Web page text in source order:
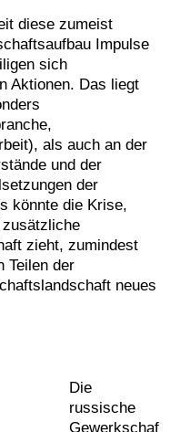
diese zumeist
Impulse
sich
Aktionen. Das liegt
als auch an der
und der
der
könnte die Krise,
zieht, zumindest
Teilen der
neues
Die
russische
Gewerkschaf